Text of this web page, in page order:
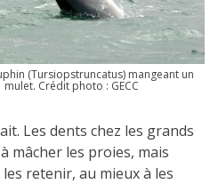
(Tursiopstruncatus) mangeant un
mulet. Crédit photo : GECC
Les dents chez les grands
mâcher les proies, mais
retenir, au mieux à les